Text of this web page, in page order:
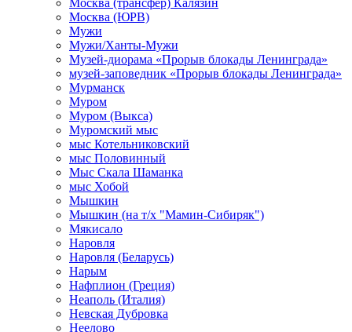
Москва (трансфер) Калязин
Москва (ЮРВ)
Мужи
Мужи/Ханты-Мужи
Музей-диорама «Прорыв блокады Ленинграда»
музей-заповедник «Прорыв блокады Ленинграда»
Мурманск
Муром
Муром (Выкса)
Муромский мыс
мыс Котельниковский
мыс Половинный
Мыс Скала Шаманка
мыс Хобой
Мышкин
Мышкин (на т/х "Мамин-Сибиряк")
Мякисало
Наровля
Наровля (Беларусь)
Нарым
Нафплион (Греция)
Неаполь (Италия)
Невская Дубровка
Неелово